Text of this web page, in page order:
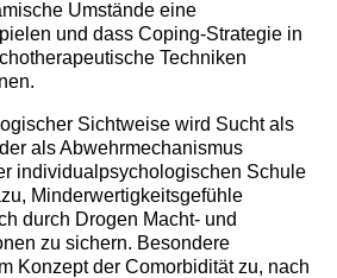
Umstände eine
und dass Coping-Strategie in
Techniken
Sichtweise wird Sucht als
als Abwehrmechanismus
individualpsychologischen Schule
Minderwertigkeitsgefühle
durch Drogen Macht- und
zu sichern. Besondere
Konzept der Comorbidität zu, nach